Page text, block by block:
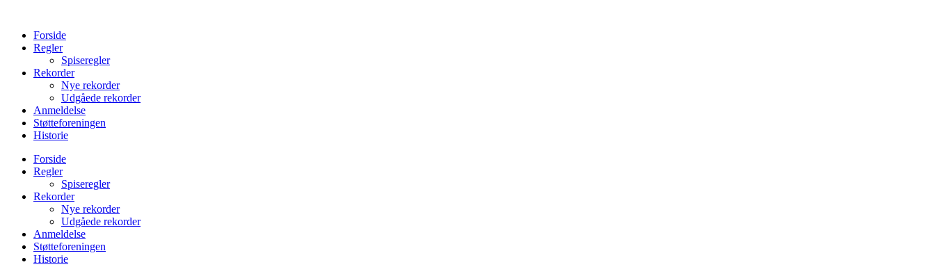
indholdForside
Regler
Spiseregler
Rekorder
Nye rekorder
Udgåede rekorder
Anmeldelse
Støtteforeningen
Historie
Forside
Regler
Spiseregler
Rekorder
Nye rekorder
Udgåede rekorder
Anmeldelse
Støtteforeningen
Historie